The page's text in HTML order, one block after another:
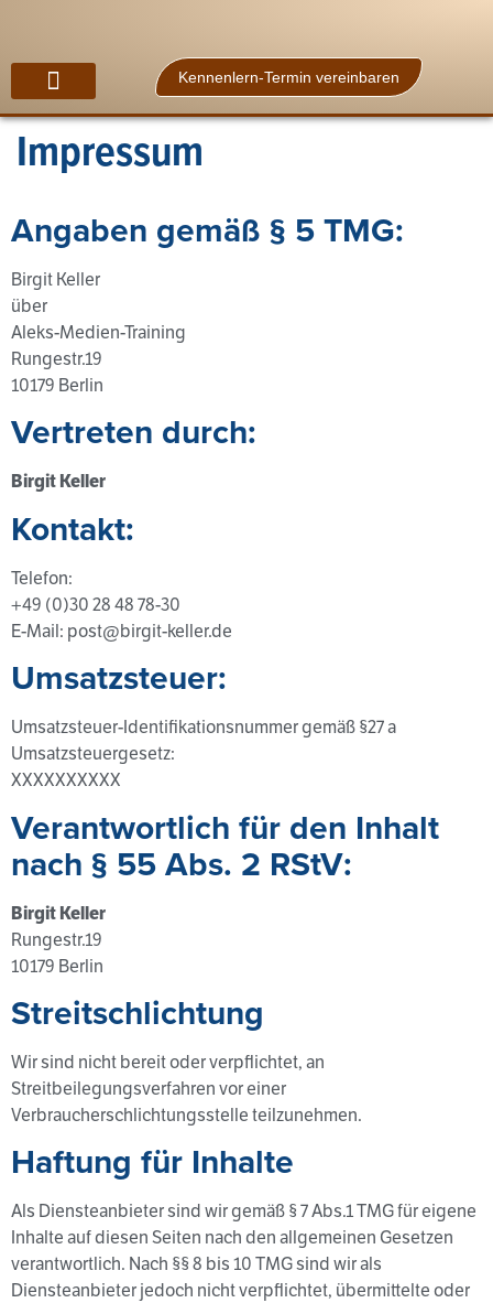
Kennenlern-Termin vereinbaren
Impressum
Angaben gemäß § 5 TMG:
Birgit Keller
über
Aleks-Medien-Training
Rungestr.19
10179 Berlin
Vertreten durch:
Birgit Keller
Kontakt:
Telefon:
+49 (0)30 28 48 78-30
E-Mail: post@birgit-keller.de
Umsatzsteuer:
Umsatzsteuer-Identifikationsnummer gemäß §27 a
Umsatzsteuergesetz:
XXXXXXXXXX
Verantwortlich für den Inhalt
nach § 55 Abs. 2 RStV:
Birgit Keller
Rungestr.19
10179 Berlin
Streitschlichtung
Wir sind nicht bereit oder verpflichtet, an
Streitbeilegungsverfahren vor einer
Verbraucherschlichtungsstelle teilzunehmen.
Haftung für Inhalte
Als Diensteanbieter sind wir gemäß § 7 Abs.1 TMG für eigene
Inhalte auf diesen Seiten nach den allgemeinen Gesetzen
verantwortlich. Nach §§ 8 bis 10 TMG sind wir als
Diensteanbieter jedoch nicht verpflichtet, übermittelte oder